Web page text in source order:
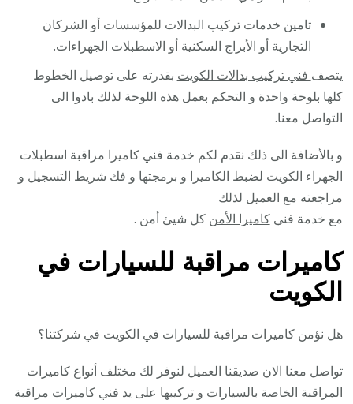
تامين خدمات تركيب البدالات للمؤسسات أو الشركان
التجارية أو الأبراج السكنية أو الاسطبلات الجهراءات.
يتصف فني تركيب بدالات الكويت بقدرته على توصيل الخطوط
كلها بلوحة واحدة و التحكم بعمل هذه اللوحة لذلك بادوا الى
التواصل معنا.
و بالأضافة الى ذلك نقدم لكم خدمة فني كاميرا مراقبة اسطبلات
الجهراء الكويت لضبط الكاميرا و برمجتها و فك شريط التسجيل و
مراجعته مع العميل لذلك
مع خدمة فنيكاميرا الأمن كل شيئ أمن .
كاميرات مراقبة للسيارات في
الكويت
هل نؤمن كاميرات مراقبة للسيارات في الكويت في شركتنا؟
تواصل معنا الان صديقنا العميل لنوفر لك مختلف أنواع كاميرات
المراقبة الخاصة بالسيارات و تركيبها على يد فني كاميرات مراقبة